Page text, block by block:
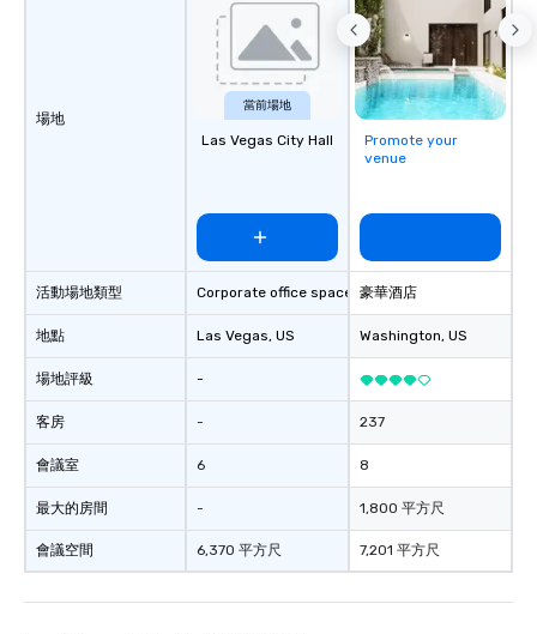
場地
活動場地類型
地點
場地評級
客房
會議室
最大的房間
會議空間
當前場地
Las Vegas City Hall
Corporate office space
Las Vegas, US
-
-
6
-
6,370 平方尺
Promote your
venue
豪華酒店
Washington, US
237
8
1,800 平方尺
7,201 平方尺